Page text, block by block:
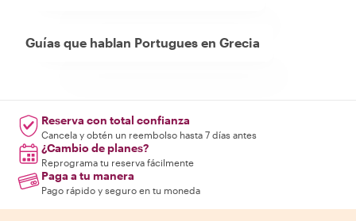
Guías que hablan Portugues en Grecia
Reserva con total confianza
Cancela y obtén un reembolso hasta 7 días antes
¿Cambio de planes?
Reprograma tu reserva fácilmente
Paga a tu manera
Pago rápido y seguro en tu moneda